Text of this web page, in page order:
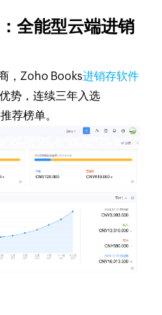
全能型云端进销
，Zoho Books进销存软件
势，连续三年入选
荐榜单。